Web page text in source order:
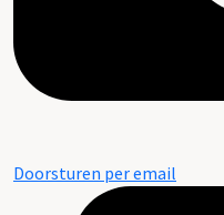
Doorsturen per email